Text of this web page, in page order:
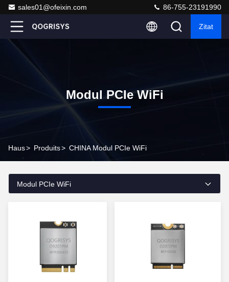
sales01@ofeixin.com 86-755-23191990
Zitat
Modul PCIe WiFi
Haus> Produits> CHINA Modul PCIe WiFi
Modul PCIe WiFi